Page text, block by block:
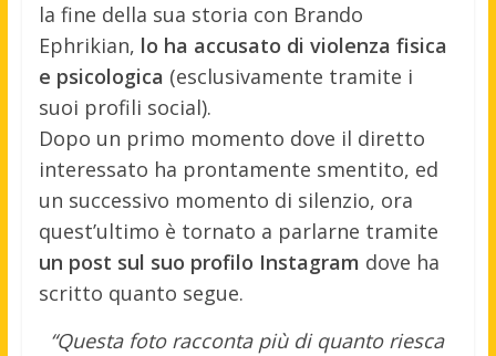
la fine della sua storia con Brando
Ephrikian, lo ha accusato di violenza fisica
e psicologica (esclusivamente tramite i
suoi profili social).
Dopo un primo momento dove il diretto
interessato ha prontamente smentito, ed
un successivo momento di silenzio, ora
quest’ultimo è tornato a parlarne tramite
un post sul suo profilo Instagram dove ha
scritto quanto segue.
“Questa foto racconta più di quanto riesca